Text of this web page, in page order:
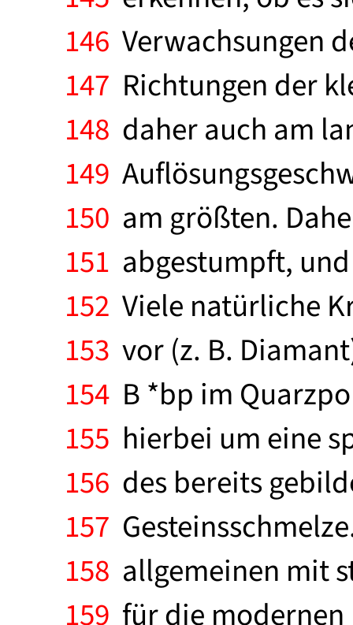
146 Verwachsungen
147 Richtungen der
148 daher auch am
149
150 am größten.
151 abgestumpft,
152 Viele natürliche
153 vor (z. B.
154 B *bp im
155 hierbei um eine
156 des bereits
157
158 allgemeinen mit
159 für die